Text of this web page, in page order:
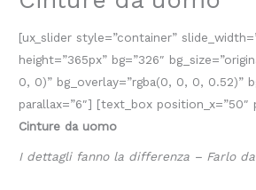
[ux_slider style=”container”
height=”365px” bg=”326″
0, 0)” bg_overlay=”rgba(0, 0, 0, 0.52)”
parallax=”6″] [text_box position_x=”50″
Cinture da uomo
I dettagli fanno la differenza – Farlo